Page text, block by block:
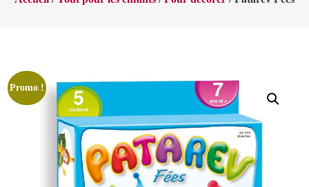
Promo !